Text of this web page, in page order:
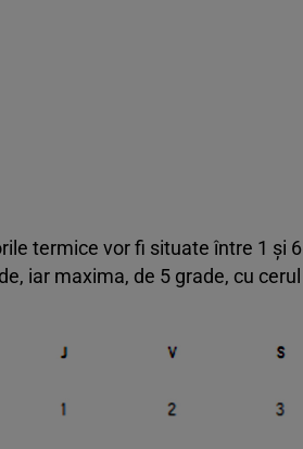
termice vor fi situate între 1 și 6
iar maxima, de 5 grade, cu cerul